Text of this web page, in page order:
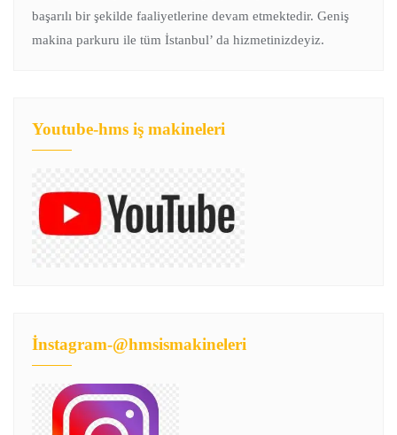
başarılı bir şekilde faaliyetlerine devam etmektedir. Geniş
makina parkuru ile tüm İstanbul’ da hizmetinizdeyiz.
Youtube-hms iş makineleri
İnstagram-@hmsismakineleri